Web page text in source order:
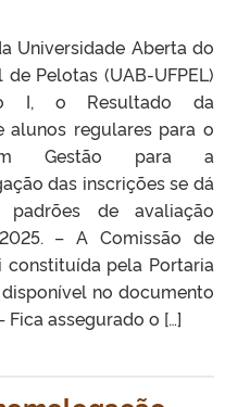
Universidade Aberta do
Pelotas (UAB-UFPEL)
I, o Resultado da
alunos regulares para o
Gestão para a
das inscrições se dá
de avaliação
– A Comissão de
pela Portaria
no documento
Fica assegurado o […]